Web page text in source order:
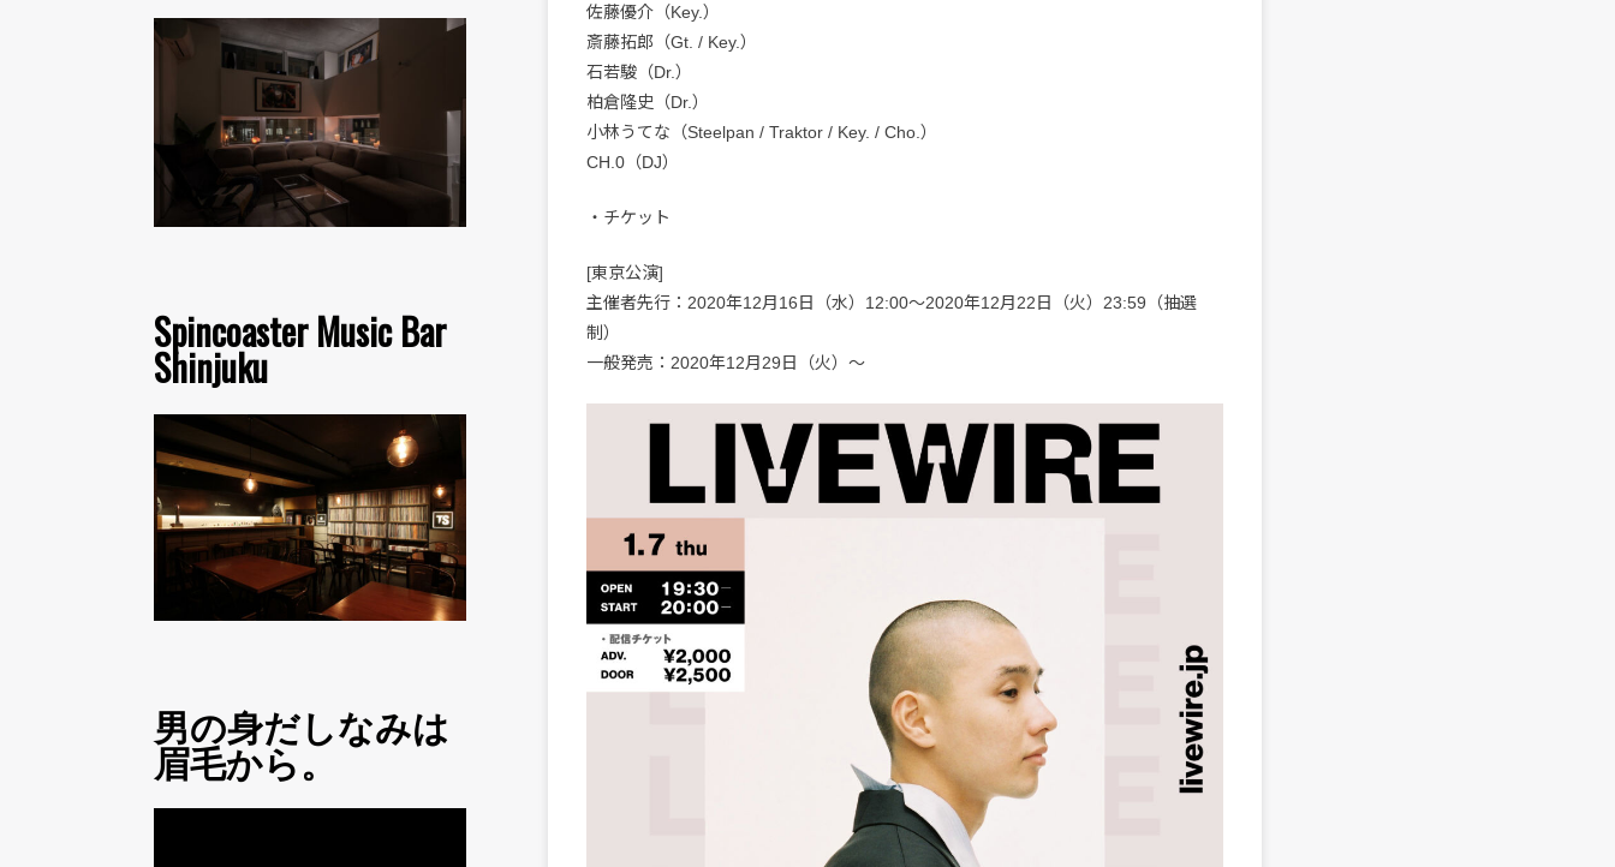
Spincoaster Music Bar
Shinjuku
男の身だしなみは
眉毛から。
佐藤優介（Key.）
斎藤拓郎（Gt. / Key.）
石若駿（Dr.）
柏倉隆史（Dr.）
小林うてな（Steelpan / Traktor / Key. / Cho.）
CH.0（DJ）
・チケット
[東京公演]
主催者先行：2020年12月16日（水）12:00〜2020年12月22日（火）23:59（抽選
制）
一般発売：2020年12月29日（火）〜